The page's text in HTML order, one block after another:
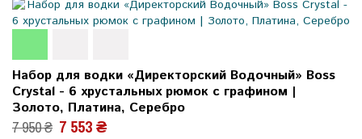
Набор для водки «Директорский Водочный» Boss
Crystal - 6 хрустальных рюмок с графином |
Золото, Платина, Серебро
7 950 ₴ 7 553 ₴